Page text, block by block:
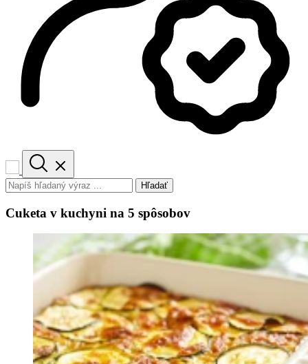
Hľadať
Cuketa v kuchyni na 5 spôsobov